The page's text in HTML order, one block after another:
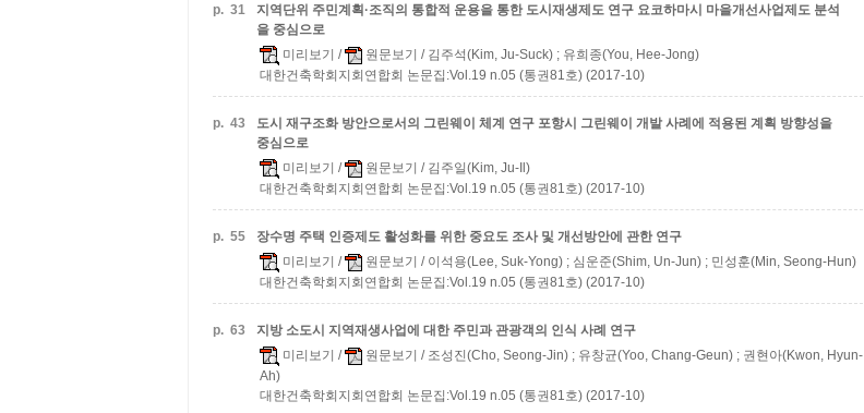
p. 31 지역단위 주민계획·조직의 통합적 운용을 통한 도시재생제도 연구 요코하마시 마을개선사업제도 분석
을 중심으로
미리보기 / 원문보기 / 김주석(Kim, Ju-Suck) ; 유희종(You, Hee-Jong)
대한건축학회지회연합회 논문집:Vol.19 n.05 (통권81호) (2017-10)
p. 43 도시 재구조화 방안으로서의 그린웨이 체계 연구 포항시 그린웨이 개발 사례에 적용된 계획 방향성을
중심으로
미리보기 / 원문보기 / 김주일(Kim, Ju-Il)
대한건축학회지회연합회 논문집:Vol.19 n.05 (통권81호) (2017-10)
p. 55
장수명 주택 인증제도 활성화를 위한 중요도 조사 및 개선방안에 관한 연구
미리보기 / 원문보기 / 이석용(Lee, Suk-Yong) ; 심운준(Shim, Un-Jun) ; 민성훈(Min, Seong-Hun)
대한건축학회지회연합회 논문집:Vol.19 n.05 (통권81호) (2017-10)
p. 63
지방 소도시 지역재생사업에 대한 주민과 관광객의 인식 사례 연구
미리보기 / 원문보기 / 조성진(Cho, Seong-Jin) ; 유창균(Yoo, Chang-Geun) ; 권현아(Kwon, Hyun-
Ah)
대한건축학회지회연합회 논문집:Vol.19 n.05 (통권81호) (2017-10)